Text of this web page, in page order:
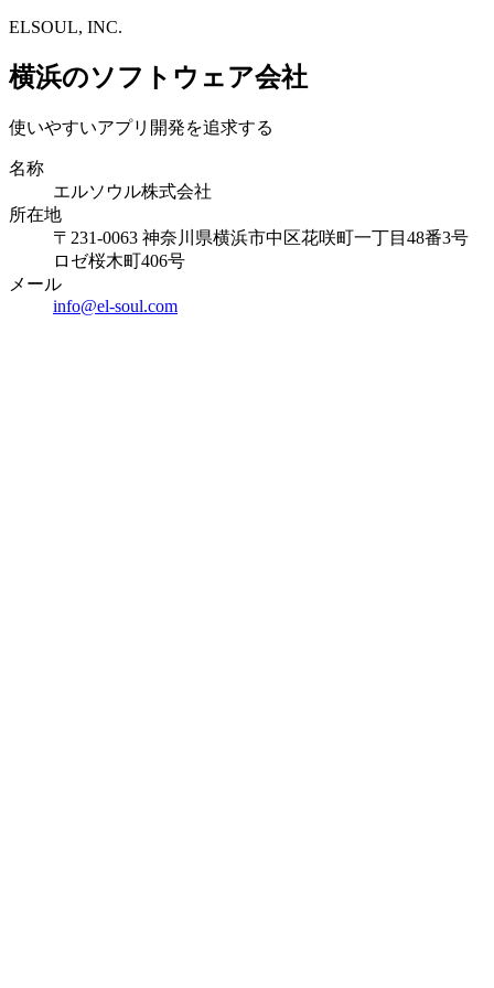
ELSOUL, INC.
横浜のソフトウェア会社
使いやすいアプリ開発を追求する
名称
エルソウル株式会社
所在地
〒231-0063 神奈川県横浜市中区花咲町一丁目48番3号
ロゼ桜木町406号
メール
info@el-soul.com